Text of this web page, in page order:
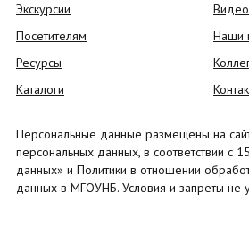
Экскурсии
Посетителям
Ресурсы
Каталоги
Видео
Наши
Персональные данные размещены на
персональных данных, в соответствии с
данных» и Политики в отношении
данных в МГОУНБ. Условия и запреты не